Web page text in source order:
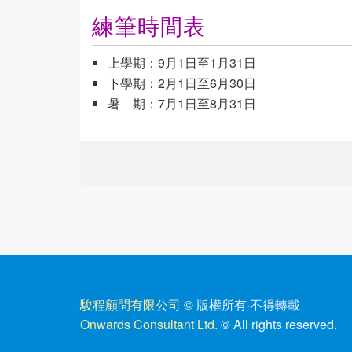
練筆時間表
上學期：9月1日至1月31日
下學期：2月1日至6月30日
暑 期：7月1日至8月31日
駿程顧問有限公司 © 版權所有·不得轉載
Onwards Consultant Ltd. © All rights reserved.